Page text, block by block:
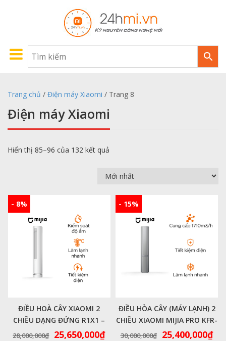
Trang chủ / Điện máy Xiaomi / Trang 8
Điện máy Xiaomi
Hiển thị 85–96 của 132 kết quả
- 8%
ĐIỀU HOÀ CÂY XIAOMI 2
CHIỀU DẠNG ĐỨNG R1X1 –
ĐIỀU HÒA 3HP KFR-
28,000,000₫ Giá
25,650,000₫Giá
- 15%
ĐIỀU HÒA CÂY (MÁY LẠNH) 2
CHIỀU XIAOMI MIJIA PRO KFR-
72LW-NA11/M3A1 – ĐIỀU
30,000,000₫
Giá
25,400,000₫